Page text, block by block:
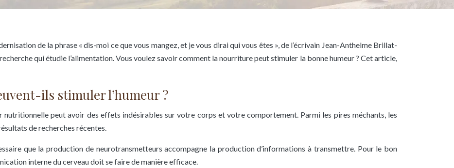
de la phrase « dis-moi ce que vous mangez, et je vous dirai qui vous êtes », de l’écrivain Jean-Anthelme Brillat-
qui étudie l’alimentation. Vous voulez savoir comment la nourriture peut stimuler la bonne humeur ? Cet article,
ils stimuler l’humeur ?
nutritionnelle peut avoir des effets indésirables sur votre corps et votre comportement. Parmi les pires méchants, les
de recherches récentes.
que la production de neurotransmetteurs accompagne la production d’informations à transmettre. Pour le bon
interne du cerveau doit se faire de manière efficace.